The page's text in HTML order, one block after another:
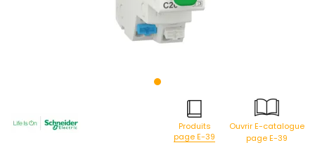
Produits
page E-39
Ouvrir E-catalogue
page E-39